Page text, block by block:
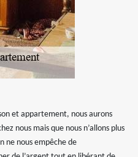
et appartement, nous aurons
nous mais que nous n’allons plus
ne nous empêche de